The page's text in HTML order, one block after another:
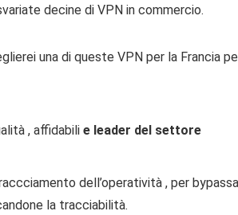
decine di VPN in commercio.
una di queste VPN per la Francia
, affidabili e leader del settore
dell’operatività , per
la tracciabilità.